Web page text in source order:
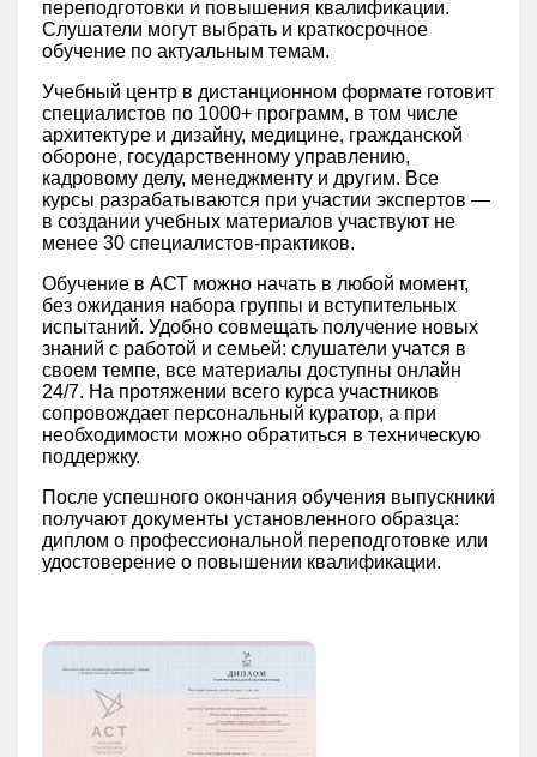
переподготовки и повышения квалификации.
Слушатели могут выбрать и краткосрочное
обучение по актуальным темам.
Учебный центр в дистанционном формате готовит
специалистов по 1000+ программ, в том числе
архитектуре и дизайну, медицине, гражданской
обороне, государственному управлению,
кадровому делу, менеджменту и другим. Все
курсы разрабатываются при участии экспертов —
в создании учебных материалов участвуют не
менее 30 специалистов-практиков.
Обучение в АСТ можно начать в любой момент,
без ожидания набора группы и вступительных
испытаний. Удобно совмещать получение новых
знаний с работой и семьей: слушатели учатся в
своем темпе, все материалы доступны онлайн
24/7. На протяжении всего курса участников
сопровождает персональный куратор, а при
необходимости можно обратиться в техническую
поддержку.
После успешного окончания обучения выпускники
получают документы установленного образца:
диплом о профессиональной переподготовке или
удостоверение о повышении квалификации.